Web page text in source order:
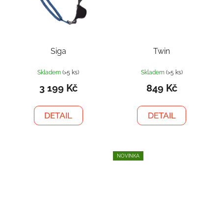
Siga
Skladem(>5 ks)
3 199 Kč
DETAIL
Twin
Skladem (>5 ks)
849 Kč
DETAIL
NOVINKA